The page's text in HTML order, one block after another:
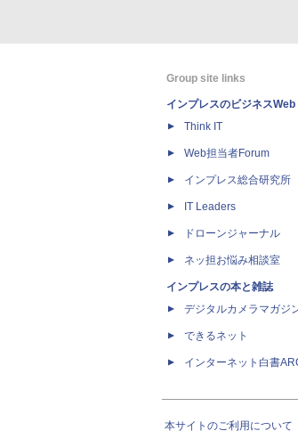
Group site links
インプレスのビジネスWeb
Think IT
Web担当者Forum
インプレス総合研究所
IT Leaders
ドローンジャーナル
ネッ担お悩み相談室
インプレスの本と雑誌
デジタルカメラマガジ
できるネット
インターネット白書
本サイトのご利用について